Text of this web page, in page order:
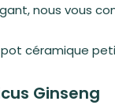
nous vous
pot céramique
Ginseng